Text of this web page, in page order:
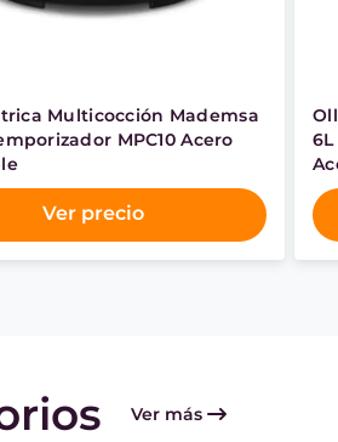
Multicocción Mademsa
MPC10 Acero
Ver precio
Ver más